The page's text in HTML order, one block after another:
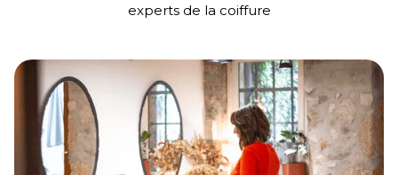
experts de la coiffure